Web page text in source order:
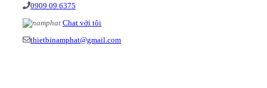
0909 09 6375
Chat với tôi
thietbinamphat@gmail.com